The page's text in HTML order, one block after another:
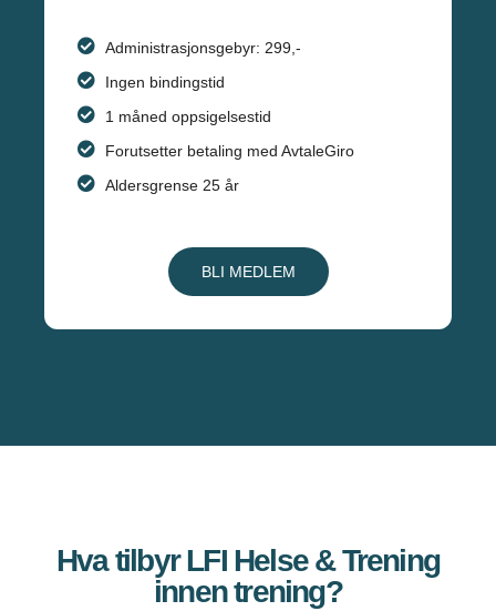
Administrasjonsgebyr: 299,-
Ingen bindingstid
1 måned oppsigelsestid
Forutsetter betaling med AvtaleGiro
Aldersgrense 25 år
BLI MEDLEM
Hva tilbyr LFI Helse & Trening
innen trening?